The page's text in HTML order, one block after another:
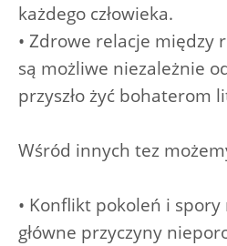
każdego człowieka.
• Zdrowe relacje między
są możliwe niezależnie
przyszło żyć bohaterom
Wśród innych tez
• Konflikt pokoleń i spory
główne przyczyny